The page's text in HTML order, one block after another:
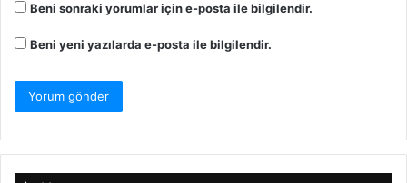
Beni sonraki yorumlar için e-posta ile bilgilendir.
Beni yeni yazılarda e-posta ile bilgilendir.